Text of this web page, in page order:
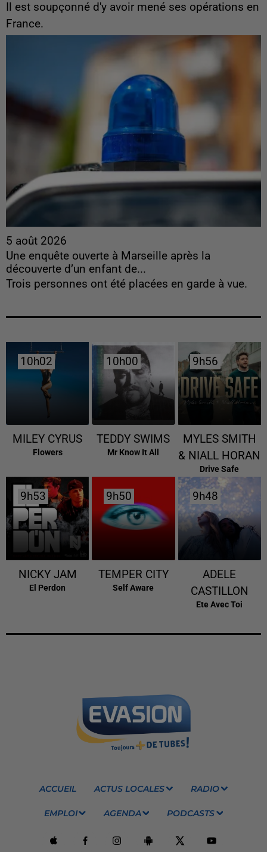
Il est soupçonné d'y avoir mené ses opérations en
France.
5 août 2026
Une enquête ouverte à Marseille après la
découverte d’un enfant de...
Trois personnes ont été placées en garde à vue.
10h02
10h02
MILEY CYRUS
Flowers
10h00
10h00
TEDDY SWIMS
Mr Know It All
9h56
9h56
MYLES SMITH
& NIALL HORAN
Drive Safe
9h53
9h53
NICKY JAM
El Perdon
9h50
9h50
TEMPER CITY
Self Aware
9h48
9h48
ADELE
CASTILLON
Ete Avec Toi
ACCUEIL ACTUS LOCALES RADIO
EMPLOI AGENDA PODCASTS